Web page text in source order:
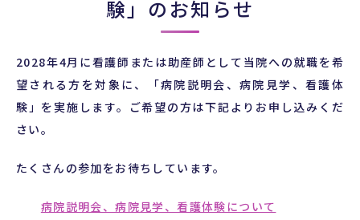
験」のお知らせ
2028年4月に看護師または助産師として当院への就職を希
望される方を対象に、「病院説明会、病院見学、看護体
験」を実施します。ご希望の方は下記よりお申し込みくだ
さい。
たくさんの参加をお待ちしています。
病院説明会、病院見学、看護体験について